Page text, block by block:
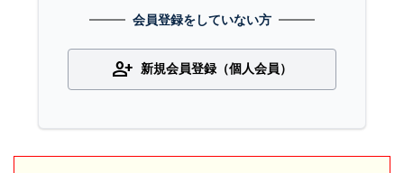
会員登録をしていない方
person_add 新規会員登録（個人会員）